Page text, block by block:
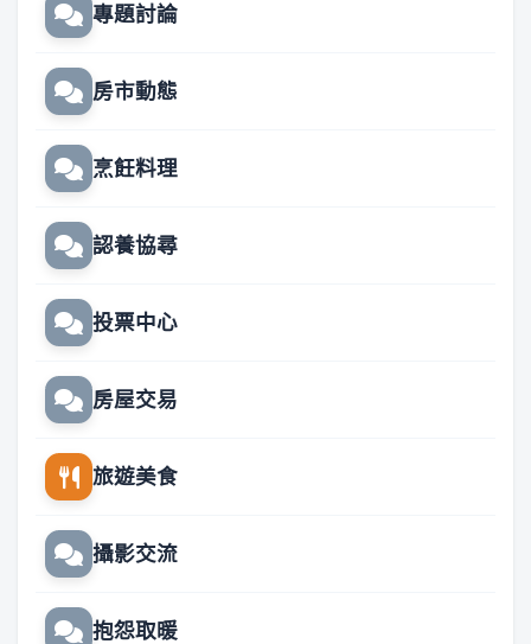
專題討論
房市動態
烹飪料理
認養協尋
投票中心
房屋交易
旅遊美食
攝影交流
抱怨取暖